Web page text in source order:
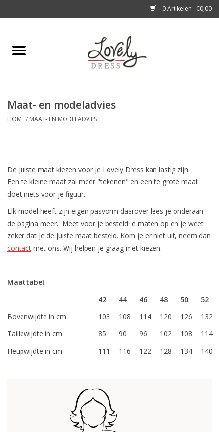
0 Artikelen - €0,00
Home
A story about
Maat- en modeladvies
HOME/ MAAT- EN MODELADVIES
De juiste maat kiezen voor je Lovely Dress kan lastig zijn.
Een te kleine maat zal meer "tekenen" en een te grote maat
doet niets voor je figuur.
Elk model heeft zijn eigen pasvorm daarover lees je onderaan
de pagina meer. Meet voor je besteld je maten op en je weet
zeker dat je de juiste maat besteld. Kom je er niet uit, neem dan
contact met ons. Wij helpen je graag met kiezen.
Maattabel
42
44 46 48 50
52
Bovenwijdte in cm
103 108 114 120 126
132
Taillewijdte in cm
85 90 96 102 108
114
Heupwijdte in cm
111 116 122 128 134 140